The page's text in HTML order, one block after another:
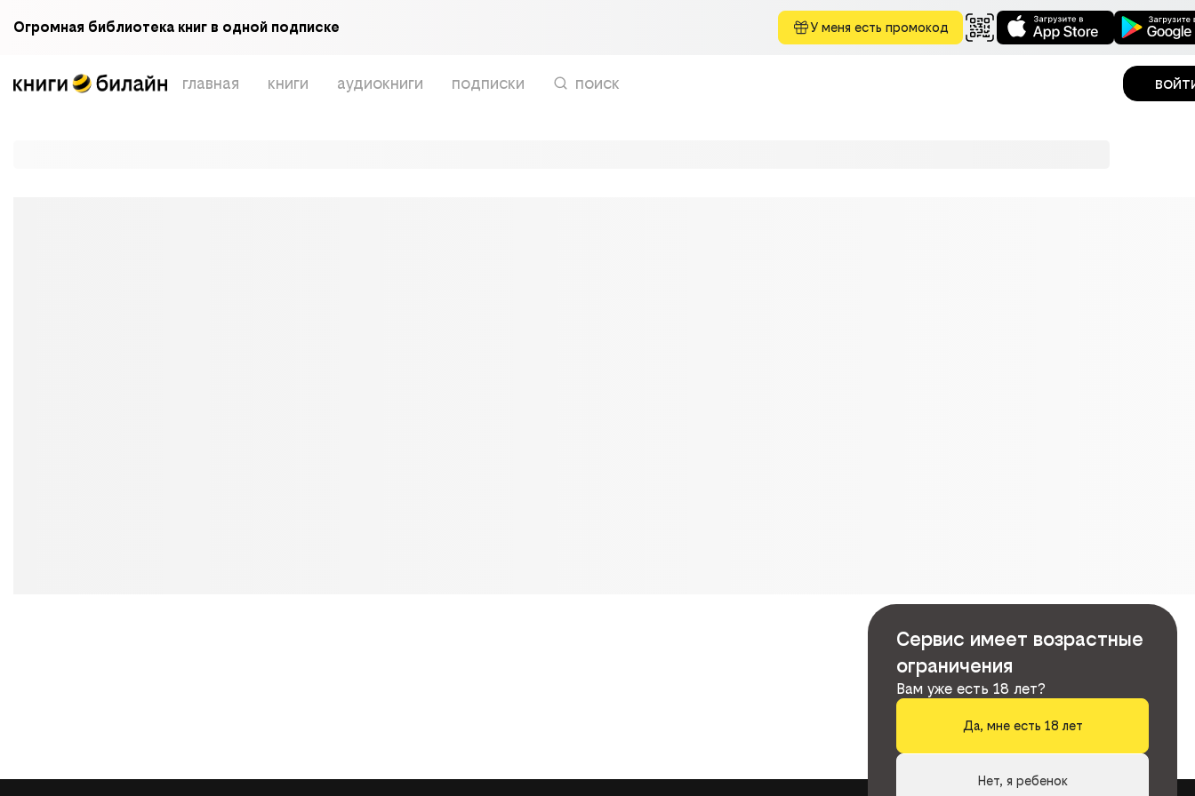
Огромная библиотека книг в одной подписке У меня есть промокод
главная книги аудиокниги подписки поиск
Сервис имеет возрастные
ограничения
Вам уже есть 18 лет?
Да, мне есть 18 лет
Нет, я ребенок